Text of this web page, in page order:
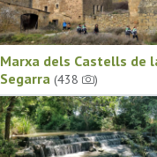
Marxa dels Castells de
Segarra (438 )